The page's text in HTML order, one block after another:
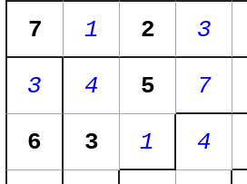
7 1 2 3
3 4 5 7
6 3 1 4